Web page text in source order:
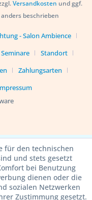
Versandkosten und ggf.
beschrieben
- Salon Ambience
Seminare
Standort
Zahlungsarten
für den technischen
und stets gesetzt
bei Benutzung
dienen oder die
sozialen Netzwerken
Zustimmung gesetzt.